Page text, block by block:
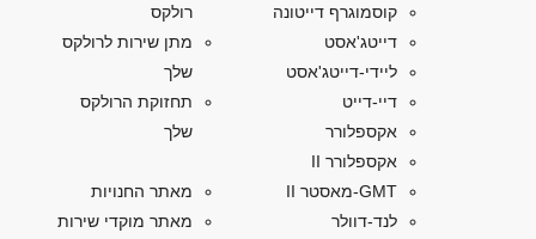
קוסמוגרף דייטונה
דייטג'אסט
ליידי-דייטג'אסט
דיי-דייט
אקספלורר
אקספלורר II
GMT-מאסטר II
לנד-דוולר
רולקס
מתן שירות לרולקס
שלך
תחזוקת הרולקס
שלך
מאתר החנויות
מאתר מוקדי שירות